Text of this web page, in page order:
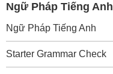
Ngữ Pháp Tiếng Anh
Ngữ Pháp Tiếng Anh
Starter Grammar Check